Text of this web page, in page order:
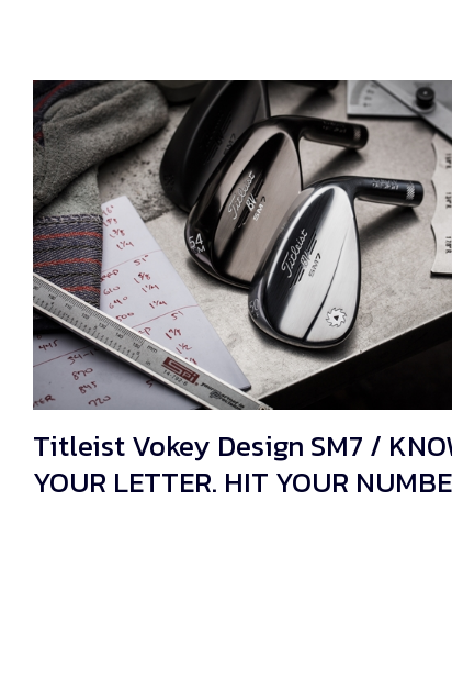
Titleist Vokey Design SM7 /
YOUR LETTER. HIT YOUR